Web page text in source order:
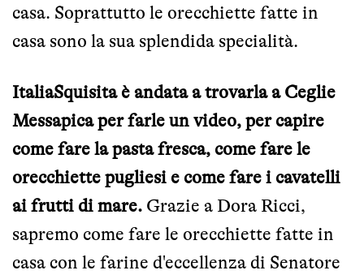
casa. Soprattutto le orecchiette fatte in
casa sono la sua splendida specialità.
ItaliaSquisita è andata a trovarla a Ceglie
Messapica per farle un video, per capire
come fare la pasta fresca, come fare le
orecchiette pugliesi e come fare i cavatelli
ai frutti di mare. Grazie a Dora Ricci,
sapremo come fare le orecchiette fatte in
casa con le farine d'eccellenza di Senatore